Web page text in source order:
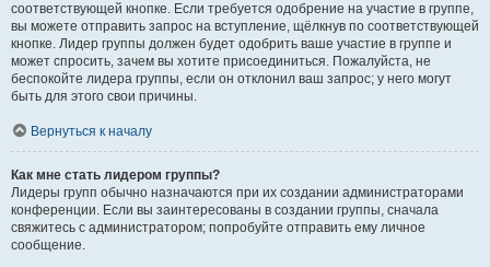
соответствующей кнопке. Если требуется одобрение на участие в группе,
вы можете отправить запрос на вступление, щёлкнув по соответствующей
кнопке. Лидер группы должен будет одобрить ваше участие в группе и
может спросить, зачем вы хотите присоединиться. Пожалуйста, не
беспокойте лидера группы, если он отклонил ваш запрос; у него могут
быть для этого свои причины.
Вернуться к началу
Как мне стать лидером группы?
Лидеры групп обычно назначаются при их создании администраторами
конференции. Если вы заинтересованы в создании группы, сначала
свяжитесь с администратором; попробуйте отправить ему личное
сообщение.